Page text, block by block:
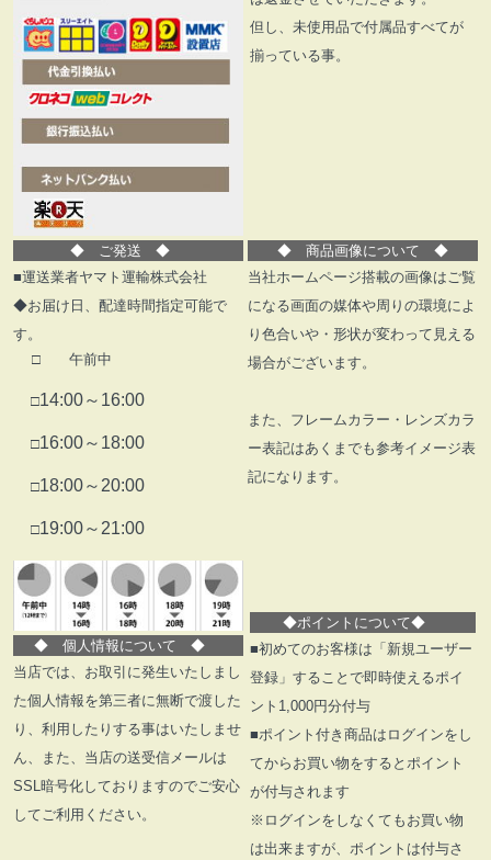
但し、未使用品で付属品すべてが
揃っている事。
◆ご発送 ◆
■運送業者ヤマト運輸株式会社
◆お届け日、配達時間指定可能で
す。
□ 午前中
□14:00～16:00
□16:00～18:00
□18:00～20:00
□19:00～21:00
◆ 個人情報について ◆
当店では、お取引に発生いたしまし
た個人情報を第三者に無断で渡した
り、利用したりする事はいたしませ
ん、また、当店の送受信メールは
SSL暗号化しておりますのでご安心
してご利用ください。
◆ 商品画像について ◆
当社ホームページ搭載の画像はご覧
になる画面の媒体や周りの環境によ
り色合いや・形状が変わって見える
場合がございます。
また、フレームカラー・レンズカラ
ー表記はあくまでも参考イメージ表
記になります。
◆ポイントについて◆
■初めてのお客様は「新規ユーザー
登録」することで即時使えるポイ
ント1,000円分付与
■ポイント付き商品はログインをし
てからお買い物をするとポイント
が付与されます
※ログインをしなくてもお買い物
は出来ますが、ポイントは付与さ